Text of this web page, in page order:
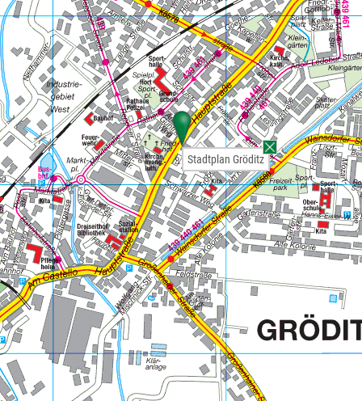
Stadtplan Gröditz